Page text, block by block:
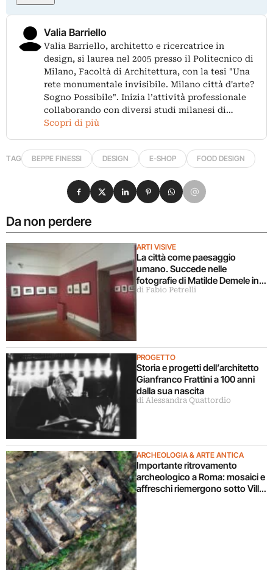
Valia Barriello
Valia Barriello, architetto e ricercatrice in
design, si laurea nel 2005 presso il Politecnico di
Milano, Facoltà di Architettura, con la tesi "Una
rete monumentale invisibile. Milano città d'arte?
Sogno Possibile". Inizia l’attività professionale
collaborando con diversi studi milanesi di…
Scopri di più
TAG BEPPE FINESSI DESIGN E-SHOP FOOD DESIGN
Da non perdere
ARTI VISIVE
La città come paesaggio
umano. Succede nelle
fotografie di Matilde Demele in
mostra a Roma
di Fabio Petrelli
PROGETTO
Storia e progetti dell’architetto
Gianfranco Frattini a 100 anni
dalla sua nascita
di Alessandra Quattordio
ARCHEOLOGIA & ARTE ANTICA
Importante ritrovamento
archeologico a Roma: mosaici e
affreschi riemergono sotto Villa
Condividi su Facebook
Condividi su X
Condividi su LinkedIn
Condividi su Pinterest
Condividi su WhatsApp
Condividi su Email